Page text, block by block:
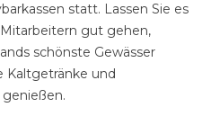
statt. Lassen Sie es
gut gehen,
schönste Gewässer
Kaltgetränke und